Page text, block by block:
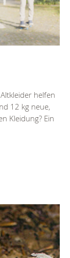
helfen
12 kg neue,
Kleidung? Ein